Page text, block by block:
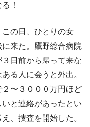
！
この日、ひとりの女
来た。鷹野総合病院
日前から帰って来な
る人に会うと外出。
〜３０００万円ほど
と連絡があったとい
、捜査を開始した。